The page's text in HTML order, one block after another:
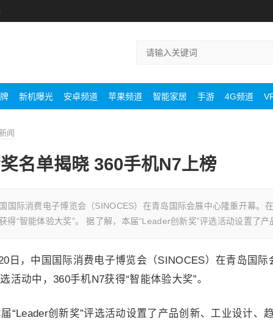
新机曝光 安卓频道 苹果频道 智能家居 手游 4G频道
闻
名单揭晓 360手机N7上榜
国际消费电子博览会（SINOCES）在青岛国际会展中心隆重开幕。
得“智能体验大奖”。 据了解，本届“Leader创新奖”评选活动设置了产
，中国国际消费电子博览会（SINOCES）在青岛国际
活动中，360手机N7获得“智能体验大奖”。
创新奖”评选活动设置了产品创新、工业设计、